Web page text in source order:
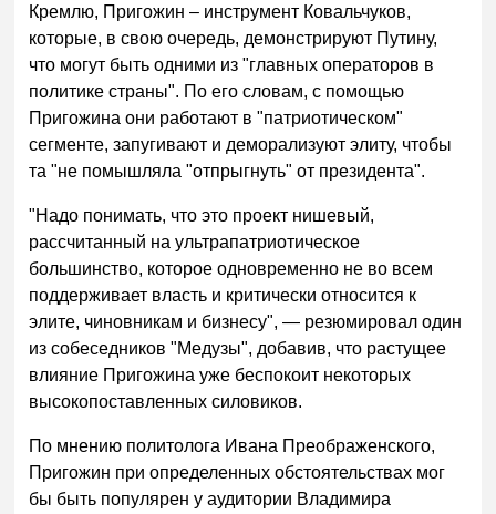
Кремлю, Пригожин – инструмент Ковальчуков,
которые, в свою очередь, демонстрируют Путину,
что могут быть одними из "главных операторов в
политике страны". По его словам, с помощью
Пригожина они работают в "патриотическом"
сегменте, запугивают и деморализуют элиту, чтобы
та "не помышляла "отпрыгнуть" от президента".
"Надо понимать, что это проект нишевый,
рассчитанный на ультрапатриотическое
большинство, которое одновременно не во всем
поддерживает власть и критически относится к
элите, чиновникам и бизнесу", — резюмировал один
из собеседников "Медузы", добавив, что растущее
влияние Пригожина уже беспокоит некоторых
высокопоставленных силовиков.
По мнению политолога Ивана Преображенского,
Пригожин при определенных обстоятельствах мог
бы быть популярен у аудитории Владимира